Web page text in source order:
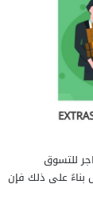
للتسوق
بناءً على ذلك فإن